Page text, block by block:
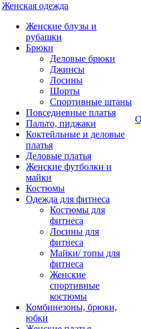
Женская одежда
Женские блузы и
рубашки
Брюки
Деловые брюки
Джинсы
Лосины
Шорты
Спортивные штаны
Повседневные платья
Пальто, пиджаки
Коктейльные и деловые
платья
Деловые платья
Женские футболки и
майки
Костюмы
Одежда для фитнеса
Костюмы для
фитнеса
Лосины для
фитнеса
Майки/ топы для
фитнеса
Женские
спортивные
костюмы
Комбинезоны, брюки,
юбки